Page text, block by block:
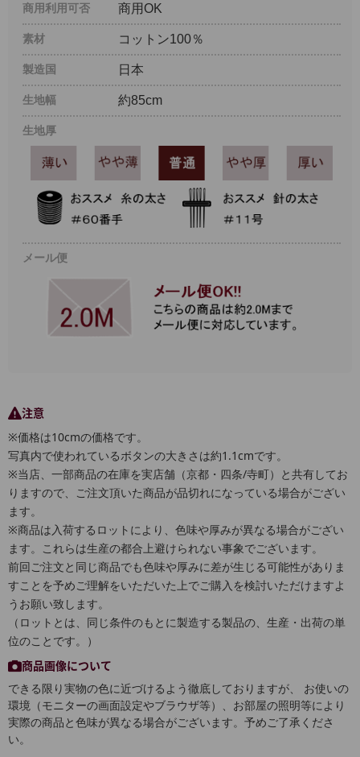
商用利用可否 商用OK
素材 コットン100％
製造国 日本
生地幅 約85cm
生地厚
メール便
注意
※価格は10cmの価格です。
写真内で使われているボタンの大きさは約1.1cmです。
※当店、一部商品の在庫を実店舗（京都・四条/寺町）と共有してお
りますので、ご注文頂いた商品が品切れになっている場合がござい
ます。
※商品は入荷するロットにより、色味や厚みが異なる場合がござい
ます。これらは生産の都合上避けられない事象でございます。
前回ご注文と同じ商品でも色味や厚みに差が生じる可能性がありま
すことを予めご理解をいただいた上でご購入を検討いただけますよ
うお願い致します。
（ロットとは、同じ条件のもとに製造する製品の、生産・出荷の単
位のことです。）
商品画像について
できる限り実物の色に近づけるよう徹底しておりますが、 お使いの
環境（モニターの画面設定やブラウザ等）、お部屋の照明等により
実際の商品と色味が異なる場合がございます。予めご了承くださ
い。